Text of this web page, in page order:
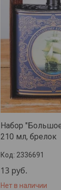
Набор
210 мл, брелок
2336691
13 руб.
Нет в наличии